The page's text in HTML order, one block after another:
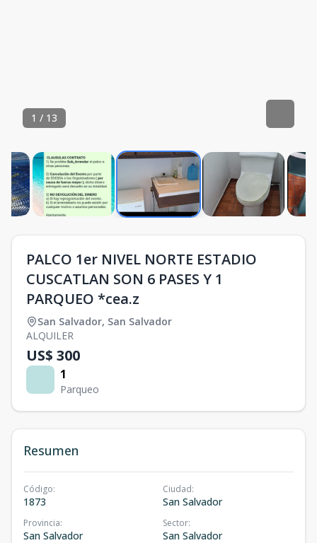
1 / 13
PALCO 1er NIVEL NORTE ESTADIO
CUSCATLAN SON 6 PASES Y 1
PARQUEO *cea.z
San Salvador, San Salvador
ALQUILER
US$ 300
1
Parqueo
Resumen
Código:
1873
Ciudad:
San Salvador
Provincia:
San Salvador
Sector:
San Salvador